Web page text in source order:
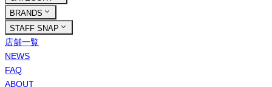
BRANDS
STAFF SNAP
店舗一覧
NEWS
FAQ
ABOUT